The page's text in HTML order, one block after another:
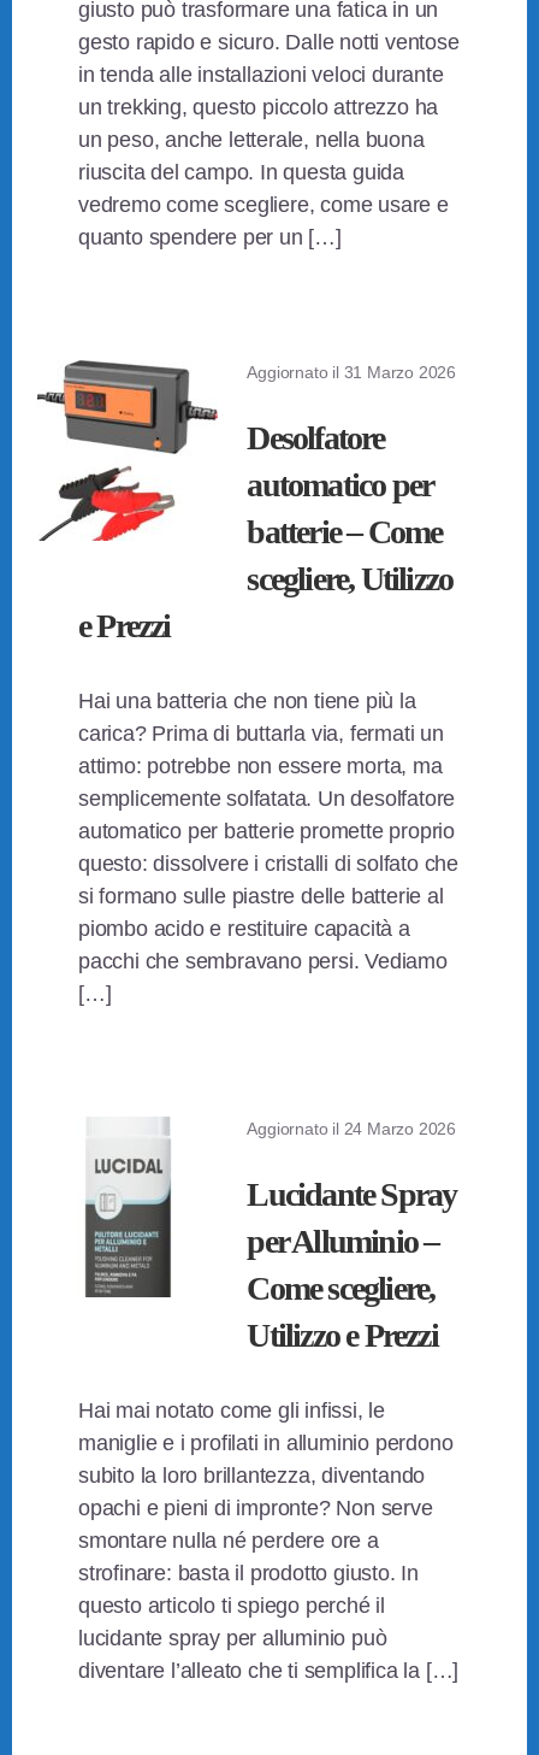
giusto può trasformare una fatica in un
gesto rapido e sicuro. Dalle notti ventose
in tenda alle installazioni veloci durante
un trekking, questo piccolo attrezzo ha
un peso, anche letterale, nella buona
riuscita del campo. In questa guida
vedremo come scegliere, come usare e
quanto spendere per un […]
Aggiornato il 31 Marzo 2026
Desolfatore
automatico per
batterie – Come
scegliere, Utilizzo
e Prezzi
Hai una batteria che non tiene più la
carica? Prima di buttarla via, fermati un
attimo: potrebbe non essere morta, ma
semplicemente solfatata. Un desolfatore
automatico per batterie promette proprio
questo: dissolvere i cristalli di solfato che
si formano sulle piastre delle batterie al
piombo acido e restituire capacità a
pacchi che sembravano persi. Vediamo
[…]
Aggiornato il 24 Marzo 2026
Lucidante Spray
per Alluminio –
Come scegliere,
Utilizzo e Prezzi
Hai mai notato come gli infissi, le
maniglie e i profilati in alluminio perdono
subito la loro brillantezza, diventando
opachi e pieni di impronte? Non serve
smontare nulla né perdere ore a
strofinare: basta il prodotto giusto. In
questo articolo ti spiego perché il
lucidante spray per alluminio può
diventare l’alleato che ti semplifica la […]